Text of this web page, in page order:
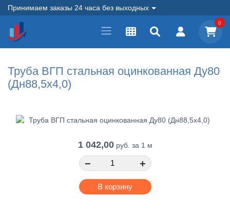
Принимаем заказы 24 часа без выходных
0
Труба ВГП стальная оцинкованная Ду80
(Дн88,5х4,0)
1 042,00руб. за 1 м
− +
В корзину